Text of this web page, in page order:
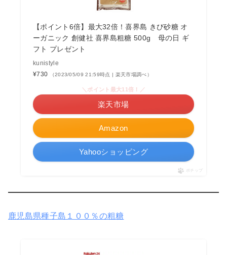
【ポイント6倍】最大32倍！喜界島 きび砂糖 オ
ーガニック 創健社 喜界島粗糖 500g 母の日 ギ
フト プレゼント
kunistyle
¥730
（2023/05/09 21:59時点 | 楽天市場調べ）
Amazon
＼ポイント最大11倍！／
楽天市場
Yahooショッピング
ポチップ
鹿児島県種子島１００％の粗糖